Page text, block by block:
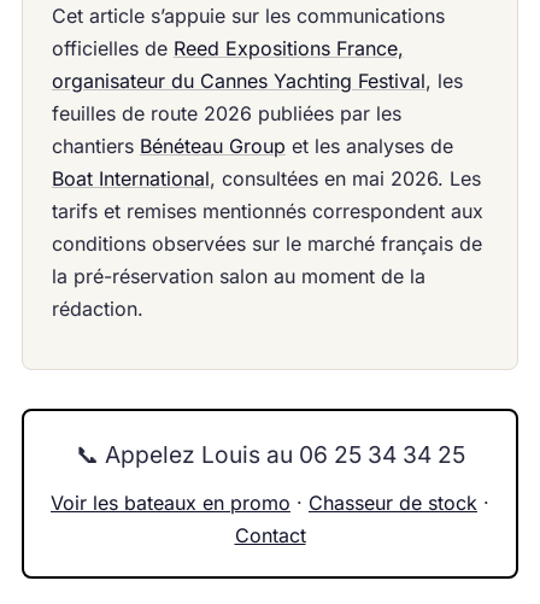
Cet article s’appuie sur les communications
officielles de Reed Expositions France,
organisateur du Cannes Yachting Festival, les
feuilles de route 2026 publiées par les
chantiers Bénéteau Group et les analyses de
Boat International, consultées en mai 2026. Les
tarifs et remises mentionnés correspondent aux
conditions observées sur le marché français de
la pré-réservation salon au moment de la
rédaction.
📞 Appelez Louis au 06 25 34 34 25
Voir les bateaux en promo · Chasseur de stock ·
Contact